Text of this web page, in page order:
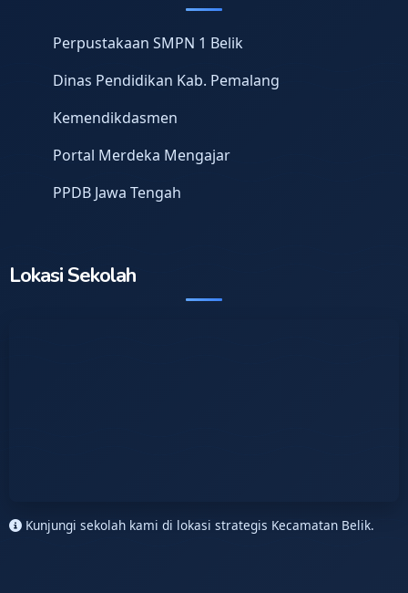
Perpustakaan SMPN 1 Belik
Dinas Pendidikan Kab. Pemalang
Kemendikdasmen
Portal Merdeka Mengajar
PPDB Jawa Tengah
Lokasi Sekolah
Kunjungi sekolah kami di lokasi strategis Kecamatan Belik.